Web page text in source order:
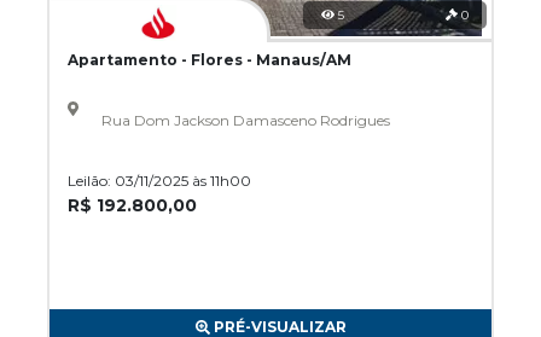
5 0
Apartamento - Flores - Manaus/AM
Rua Dom Jackson Damasceno Rodrigues
Leilão: 03/11/2025 às 11h00
R$ 192.800,00
PRÉ-VISUALIZAR